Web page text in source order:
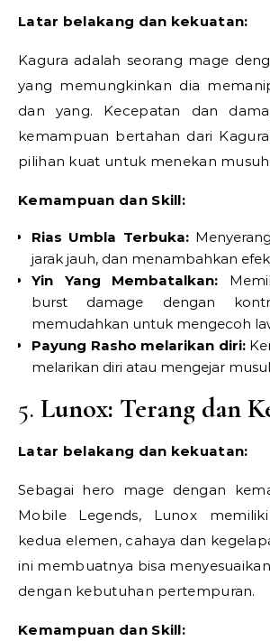
Latar belakang dan kekuatan:
Kagura adalah seorang mage
yang memungkinkan dia
dan yang. Kecepatan dan
kemampuan bertahan dari
pilihan kuat untuk menekan
Kemampuan dan Skill:
Rias Umbla Terbuka:
jarak jauh, dan menambahkan
Yin Yang Membatalkan:
burst damage dengan
memudahkan untuk mengecoh
Payung Rasho melarikan diri:
melarikan diri atau mengejar
5. Lunox: Terang dan
Latar belakang dan kekuatan:
Sebagai hero mage dengan
Mobile Legends, Lunox
kedua elemen, cahaya dan
ini membuatnya bisa
dengan kebutuhan pertempuran.
Kemampuan dan Skill: